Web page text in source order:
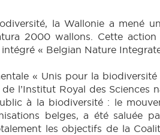
la Wallonie a mené
2000 wallons. Cette
« Belgian Nature
« Unis pour la
l’Institut Royal des
à la biodiversité : le
belges, a été saluée
les objectifs de la